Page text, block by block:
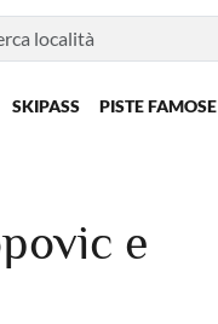
SKIPASS PISTE FAMOSE
e